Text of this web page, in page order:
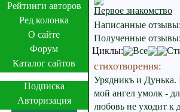
Рейтинги авторов
Ред колонка
О сайте
Форум
Каталог сайтов
Подписка
Авторизация
Первое знакомство
Написанные отзывы:
Полученные отзывы:
Циклы:
Все
стихотворения:
Урядникъ и Дунька.
мой ангел умолк -
любовь не уходит к